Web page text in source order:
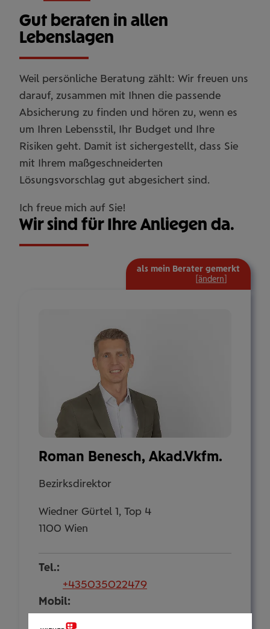
Gut beraten in allen
Lebenslagen
Weil persönliche Beratung zählt: Wir freuen uns
darauf, zusammen mit Ihnen die passende
Absicherung zu finden und hören zu, wenn es
um Ihren Lebensstil, Ihr Budget und Ihre
Risiken geht. Damit ist sichergestellt, dass Sie
mit Ihrem maßgeschneiderten
Lösungsvorschlag gut abgesichert sind.
Ich freue mich auf Sie!
Wir sind für Ihre Anliegen da.
Roman Benesch, Akad.Vkfm.
Bezirksdirektor
Wiedner Gürtel 1, Top 4
1100 Wien
Tel.:
+435035022479
Mobil:
als mein Berater gemerkt
[ändern